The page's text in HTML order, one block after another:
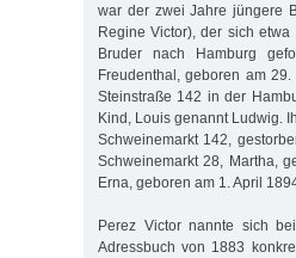
war der zwei Jahre jüngere
Regine Victor), der sich
Bruder nach Hamburg
Freudenthal, geboren am
Steinstraße 142 in der
Kind, Louis genannt Ludwig.
Schweinemarkt 142,
Schweinemarkt 28, Martha,
Erna, geboren am 1. April
Perez Victor nannte sich
Adressbuch von 1883